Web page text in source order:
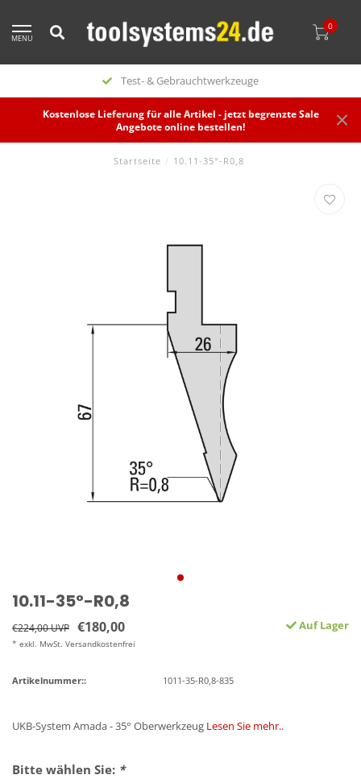
MENU
0
Test- & Gebrauchtwerkzeuge
Kostenlose Lieferung für alle Artikel - jetzt begrenzte Sale
Angebote online bestellen!
Startseite / 10.11-35°-R0,8
10.11-35°-R0,8
€224,00 UVP €180,00
* exkl. MwSt. Versandkostenfrei
Auf Lager
Artikelnummer:: 1011-35-R0,8-835
UKB-System Amada - 35° Oberwerkzeug Lesen Sie mehr..
Bitte wählen Sie: *